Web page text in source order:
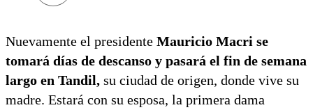
Nuevamente el presidente Mauricio Macri se
tomará días de descanso y pasará el fin de semana
largo en Tandil, su ciudad de origen, donde vive su
madre. Estará con su esposa, la primera dama